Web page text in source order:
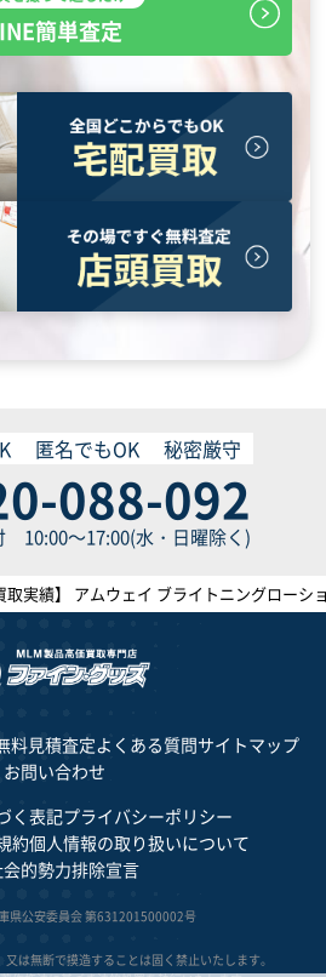
簡単査定
088-092
10:00～17:00(水・日曜除く)
匿名でもOK 秘密厳守
取実績】 アムウェイ ブライトニングロー
料見積査定よくある質問サイトマップ
お問い合わせ
く表記プライバシーポリシー
約個人情報の取り扱いについて
会的勢力排除宣言
県公安委員会 第631201500002号
は無断で摸造することは固く禁止いたします。